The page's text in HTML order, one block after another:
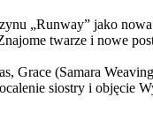
„Runway” jako
twarze i nowe
Grace (Samara
siostry i objęcie